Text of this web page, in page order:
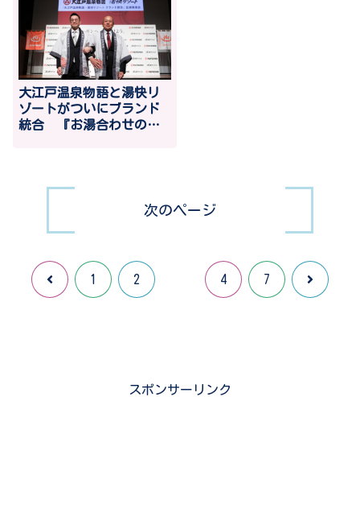
大江戸温泉物語と湯快リ
ゾートがついにブランド
統合 『お湯合わせの
次のページ
前 1 2 4 7 次
スポンサーリンク